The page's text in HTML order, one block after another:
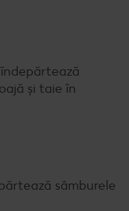
și taie în
sâmburele